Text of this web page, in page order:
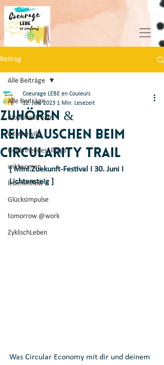
Beitrag
Alle Beiträge
BiophiliaStream
intothewild
HeldinnendesAlltags
wildwomen
lebenimflow
GlücksImpulse
tomorrow @work
ZyklischLeben
Alle Beiträge
Zuhören &
Reinlauschen beim
Circularity Trail
Coeurage LEBE en Couleurs
12. Juni 2023 1 Min. Lesezeit
[ Mini.Zuekunft-Festival I 30. Juni I
Lichtensteig ]
Was Circular Economy mit dir und deinem